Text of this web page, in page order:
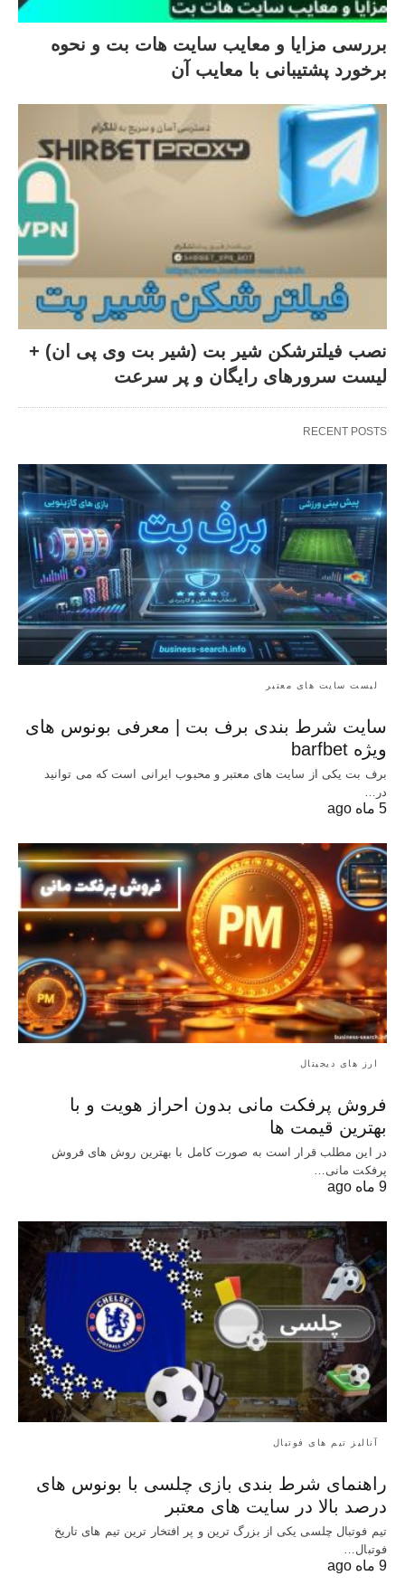
بررسی مزایا و معایب سایت هات بت و نحوه
برخورد پشتیبانی با معایب آن
نصب فیلترشکن شیر بت (شیر بت وی پی ان) +
لیست سرورهای رایگان و پر سرعت
RECENT POSTS
لیست سایت های معتبر
سایت شرط بندی برف بت | معرفی بونوس‌ های
ویژه barfbet
برف بت یکی از سایت های معتبر و محبوب ایرانی است که می توانید
در…
5 ماه ago
ارز های دیجیتال
فروش پرفکت مانی بدون احراز هویت و با
بهترین قیمت ها
در این مطلب قرار است به صورت کامل با بهترین روش‌ های فروش
پرفکت مانی…
9 ماه ago
آنالیز تیم های فوتبال
راهنمای شرط بندی بازی چلسی با بونوس های
درصد بالا در سایت های معتبر
تیم فوتبال چلسی یکی از بزرگ ترین و پر افتخار ترین تیم های تاریخ
فوتبال…
9 ماه ago